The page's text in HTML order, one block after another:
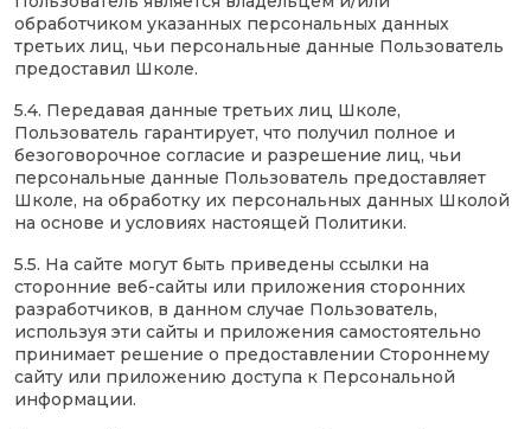
обработчиком указанных персональных данных
третьих лиц, чьи персональные данные Пользователь
предоставил Школе.
5.4. Передавая данные третьих лиц Школе,
Пользователь гарантирует, что получил полное и
безоговорочное согласие и разрешение лиц, чьи
персональные данные Пользователь предоставляет
Школе, на обработку их персональных данных Школой
на основе и условиях настоящей Политики.
5.5. На сайте могут быть приведены ссылки на
сторонние веб-сайты или приложения сторонних
разработчиков, в данном случае Пользователь,
используя эти сайты и приложения самостоятельно
принимает решение о предоставлении Стороннему
сайту или приложению доступа к Персональной
информации.